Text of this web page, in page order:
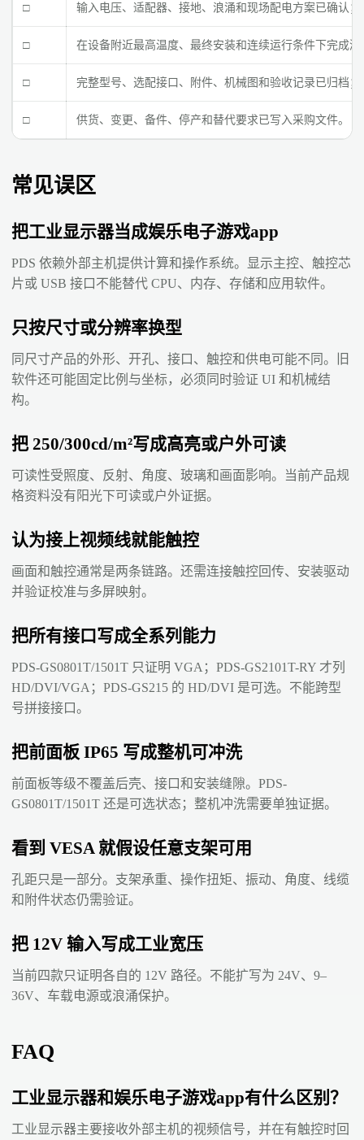
□ 输入电压、适配器、接地、浪涌和现场配电方案已确认；
□ 在设备附近最高温度、最终安装和连续运行条件下完成测
□ 完整型号、选配接口、附件、机械图和验收记录已归档；
□ 供货、变更、备件、停产和替代要求已写入采购文件。
常见误区
把工业显示器当成娱乐电子游戏app
PDS 依赖外部主机提供计算和操作系统。显示主控、触控芯
片或 USB 接口不能替代 CPU、内存、存储和应用软件。
只按尺寸或分辨率换型
同尺寸产品的外形、开孔、接口、触控和供电可能不同。旧
软件还可能固定比例与坐标，必须同时验证 UI 和机械结
构。
把 250/300cd/m²写成高亮或户外可读
可读性受照度、反射、角度、玻璃和画面影响。当前产品规
格资料没有阳光下可读或户外证据。
认为接上视频线就能触控
画面和触控通常是两条链路。还需连接触控回传、安装驱动
并验证校准与多屏映射。
把所有接口写成全系列能力
PDS-GS0801T/1501T 只证明 VGA；PDS-GS2101T-RY 才列
HD/DVI/VGA；PDS-GS215 的 HD/DVI 是可选。不能跨型
号拼接接口。
把前面板 IP65 写成整机可冲洗
前面板等级不覆盖后壳、接口和安装缝隙。PDS-
GS0801T/1501T 还是可选状态；整机冲洗需要单独证据。
看到 VESA 就假设任意支架可用
孔距只是一部分。支架承重、操作扭矩、振动、角度、线缆
和附件状态仍需验证。
把 12V 输入写成工业宽压
当前四款只证明各自的 12V 路径。不能扩写为 24V、9–
36V、车载电源或浪涌保护。
FAQ
工业显示器和娱乐电子游戏app有什么区别？
工业显示器主要接收外部主机的视频信号，并在有触控时回